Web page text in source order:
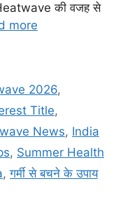
की वजह से
more
2026,
Title,
News, India
, Summer Health
,गर्मी से बचने के उपाय